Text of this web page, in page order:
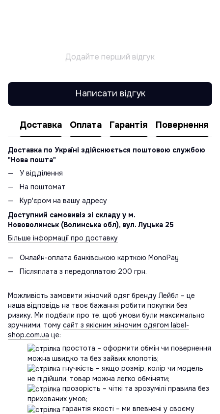
Додайте перший відгук
Написати відгук
Доставка Оплата Гарантія Повернення
Доставка по Україні здійснюється поштовою службою
"Нова пошта"
У відділення
На поштомат
Кур'єром на вашу адресу
Доступний самовивіз зі складу у м.
Нововолинськ (Волинська обл), вул. Луцька 25
Більше інформації про доставку
Онлайн-оплата банківською карткою MonoPay
Післяплата з передоплатою 200 грн.
Можливість замовити жіночий одяг бренду Лейбл – це
наша відповідь на твоє бажання робити покупки без
ризику. Ми подбали про те, щоб умови були максимально
зручними, тому сайт з якісним жіночим одягом label-
shop.com.ua це:
простота – оформити обмін чи повернення
можна швидко та без зайвих клопотів;
гнучкість – якщо розмір, колір чи модель
не підійшли, товар можна легко обміняти;
прозорість – чіткі та зрозумілі правила без
прихованих умов;
гарантія якості – ми впевнені у своєму